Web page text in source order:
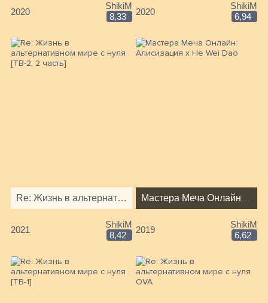
2020
ShikiM
8,33
2020
ShikiM
6,94
Re: Жизнь в альтернативном мире с нуля [ТВ-2, 2 часть]
2021
ShikiM
8,42
Мастера Меча Онлайн: Алисизация x He Wei Dao
2019
ShikiM
6,62